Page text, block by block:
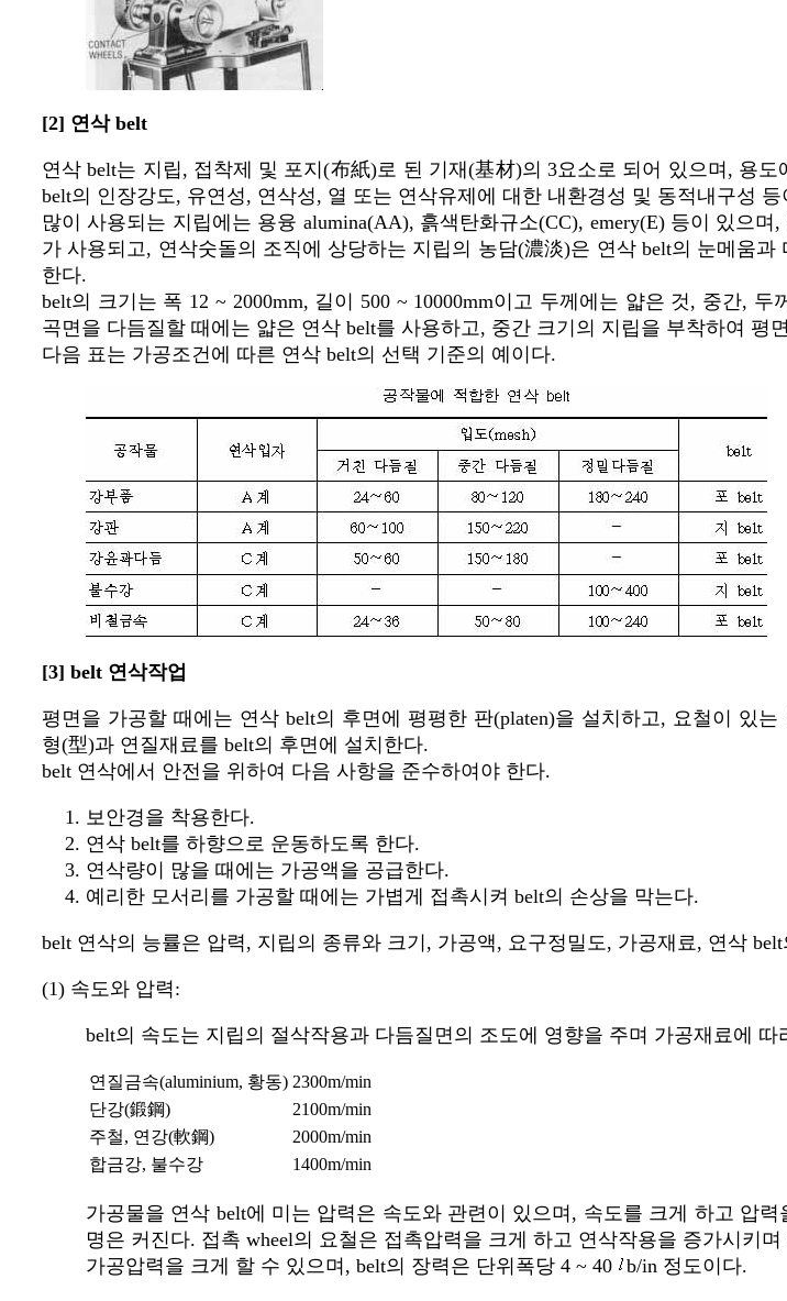
[2] 연삭 belt
연삭 belt는 지립, 접착제 및 포지(布紙)로 된 기재(基材)의 3요소로 되어 있으며, 용
belt의 인장강도, 유연성, 연삭성, 열 또는 연삭유제에 대한 내환경성 및 동적내구성
많이 사용되는 지립에는 용융 alumina(AA), 흙색탄화규소(CC), emery(E) 등이 있으
가 사용되고, 연삭숫돌의 조직에 상당하는 지립의 농담(濃淡)은 연삭 belt의 눈메움
한다.
belt의 크기는 폭 12 ~ 2000mm, 길이 500 ~ 10000mm이고 두께에는 얇은 것, 중간,
곡면을 다듬질할 때에는 얇은 연삭 belt를 사용하고, 중간 크기의 지립을 부착하여 평
다음 표는 가공조건에 따른 연삭 belt의 선택 기준의 예이다.
[3] belt 연삭작업
평면을 가공할 때에는 연삭 belt의 후면에 평평한 판(platen)을 설치하고, 요철이 있
형(型)과 연질재료를 belt의 후면에 설치한다.
belt 연삭에서 안전을 위하여 다음 사항을 준수하여야 한다.
보안경을 착용한다.
연삭 belt를 하향으로 운동하도록 한다.
연삭량이 많을 때에는 가공액을 공급한다.
예리한 모서리를 가공할 때에는 가볍게 접촉시켜 belt의 손상을 막는다.
belt 연삭의 능률은 압력, 지립의 종류와 크기, 가공액, 요구정밀도, 가공재료, 연삭
(1) 속도와 압력:
belt의 속도는 지립의 절삭작용과 다듬질면의 조도에 영향을 주며 가공재료에
연질금속(aluminium, 황동) 2300m/min
단강(鍛鋼)
2100m/min
주철, 연강(軟鋼)
2000m/min
합금강, 불수강
1400m/min
가공물을 연삭 belt에 미는 압력은 속도와 관련이 있으며, 속도를 크게 하고 압
명은 커진다. 접촉 wheel의 요철은 접촉압력을 크게 하고 연삭작용을 증가시키
가공압력을 크게 할 수 있으며, belt의 장력은 단위폭당 4 ~ 40
b/in 정도이다.